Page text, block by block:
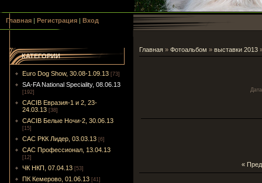
Главная | Регистрация | Вход
КАТЕГОРИИ
Euro Dog Show, 30.08-1.09.13 [73]
SA-FA National Speciality, 08.06.13
[192]
CACIB Евразия-1 и 2, 23-
24.03.13 [38]
CACIB Белые Ночи-2, 30.06.13
[15]
САС РКК Лидер, 03.03.13 [6]
САС Профессионал, 13.04.13
[12]
ЧК НКП, 07.04.13 [53]
ПК Кемерово, 01.06.13 [41]
Главная » Фотоальбом » выставки 2013
Дата
«